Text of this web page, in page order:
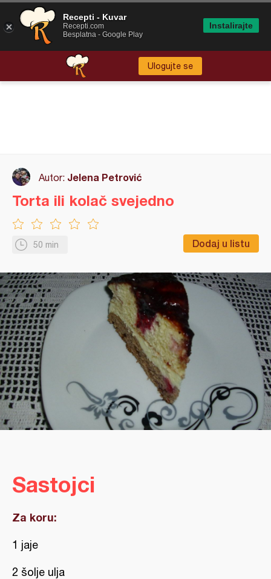
Ulogujte se
Autor: Jelena Petrović
50 min Dodaj u listu
Torta ili kolač svejedno
Sastojci
Za koru:
1 jaje
2 šolje ulja
Recepti - Kuvar
Recepti.com
Besplatna - Google Play
Instalirajte